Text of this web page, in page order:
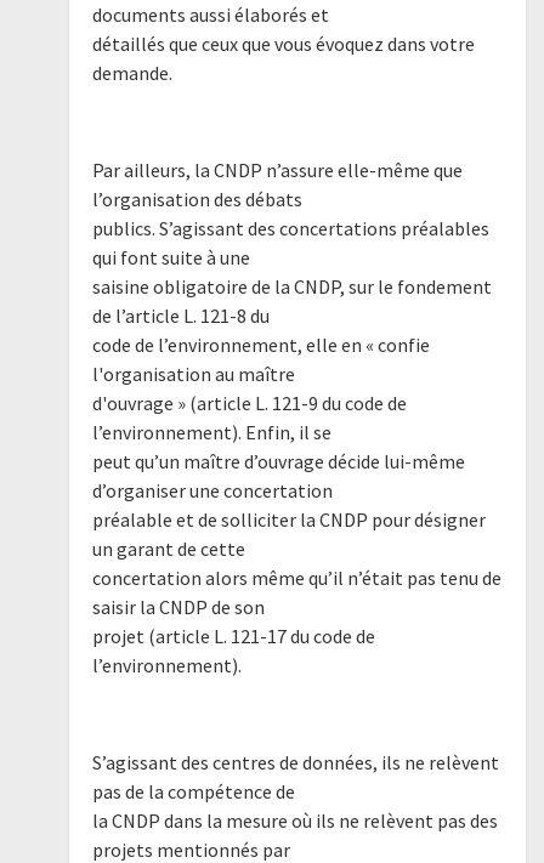
documents aussi élaborés et
détaillés que ceux que vous évoquez dans votre
demande.
Par ailleurs, la CNDP n’assure elle-même que
l’organisation des débats
publics. S’agissant des concertations préalables
qui font suite à une
saisine obligatoire de la CNDP, sur le fondement
de l’article L. 121-8 du
code de l’environnement, elle en « confie
l'organisation au maître
d'ouvrage » (article L. 121-9 du code de
l’environnement). Enfin, il se
peut qu’un maître d’ouvrage décide lui-même
d’organiser une concertation
préalable et de solliciter la CNDP pour désigner
un garant de cette
concertation alors même qu’il n’était pas tenu de
saisir la CNDP de son
projet (article L. 121-17 du code de
l’environnement).
S’agissant des centres de données, ils ne relèvent
pas de la compétence de
la CNDP dans la mesure où ils ne relèvent pas des
projets mentionnés par